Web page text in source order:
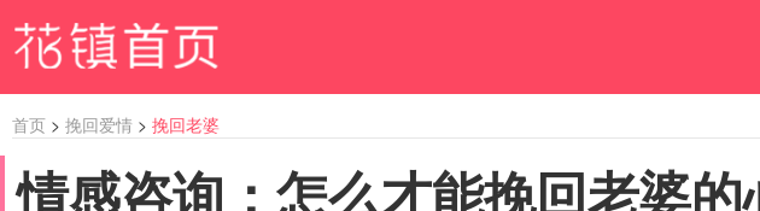
首页 > 挽回爱情 > 挽回老婆
情感咨询：怎么才能挽回老婆的